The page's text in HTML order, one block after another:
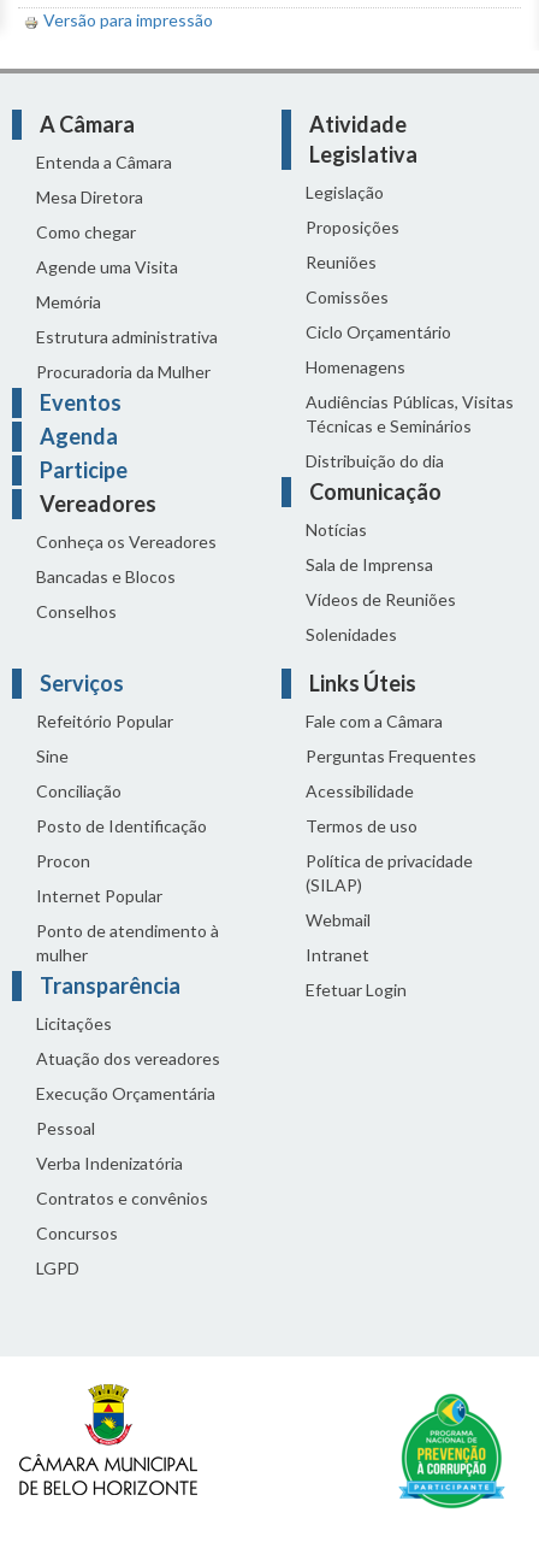
Versão para impressão
A Câmara
Entenda a Câmara
Mesa Diretora
Como chegar
Agende uma Visita
Memória
Estrutura administrativa
Procuradoria da Mulher
Eventos
Agenda
Participe
Vereadores
Conheça os Vereadores
Bancadas e Blocos
Conselhos
Atividade
Legislativa
Legislação
Proposições
Reuniões
Comissões
Ciclo Orçamentário
Homenagens
Audiências Públicas, Visitas
Técnicas e Seminários
Distribuição do dia
Comunicação
Notícias
Sala de Imprensa
Vídeos de Reuniões
Solenidades
Serviços
Refeitório Popular
Sine
Conciliação
Posto de Identificação
Procon
Internet Popular
Ponto de atendimento à
mulher
Transparência
Licitações
Atuação dos vereadores
Execução Orçamentária
Pessoal
Verba Indenizatória
Contratos e convênios
Concursos
LGPD
Links Úteis
Fale com a Câmara
Perguntas Frequentes
Acessibilidade
Termos de uso
Política de privacidade
(SILAP)
Webmail
Intranet
Efetuar Login